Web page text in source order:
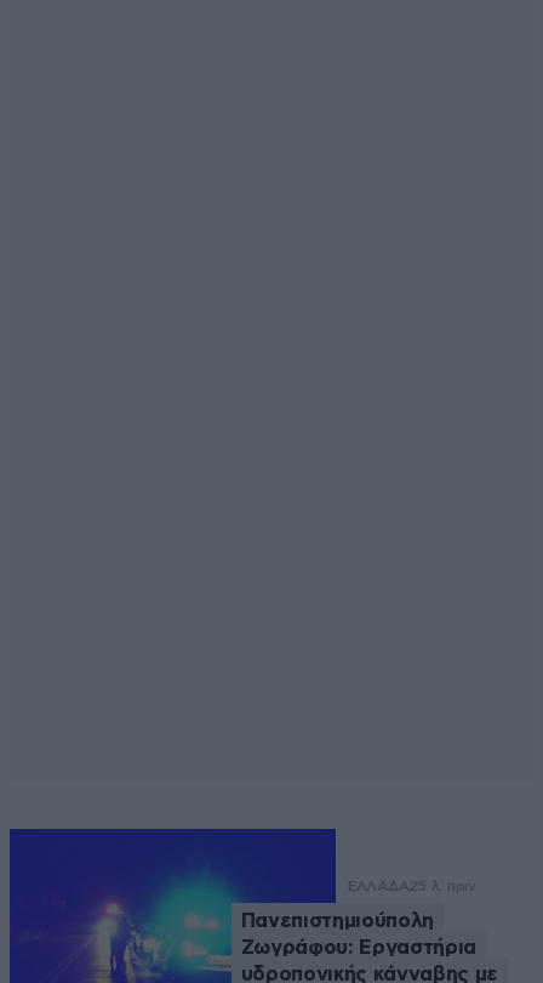
ΕΛΛΑΔΑ25 λ. πριν
Πανεπιστημιούπολη
Ζωγράφου: Εργαστήρια
υδροπονικής κάνναβης με